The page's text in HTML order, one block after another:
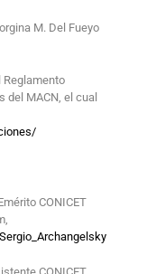
M. Del Fueyo
Reglamento
del MACN, el cual
CONICET